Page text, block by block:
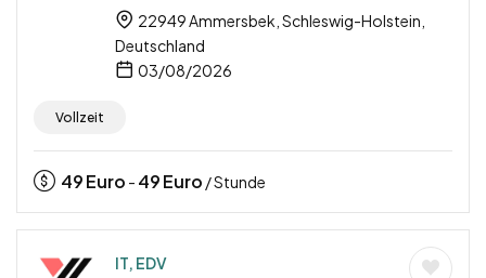
22949 Ammersbek, Schleswig-Holstein,
Deutschland
03/08/2026
Vollzeit
49Euro - 49Euro / Stunde
IT, EDV